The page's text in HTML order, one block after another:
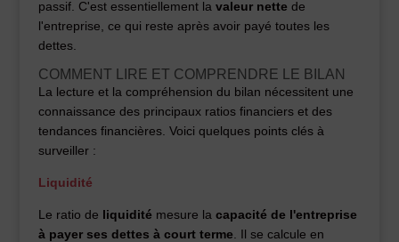
passif. C'est essentiellement la valeur nette de
l'entreprise, ce qui reste après avoir payé toutes les
dettes.
COMMENT LIRE ET COMPRENDRE LE BILAN
La lecture et la compréhension du bilan nécessitent une
connaissance des principaux ratios financiers et des
tendances financières. Voici quelques points clés à
surveiller :
Liquidité
Le ratio de liquidité mesure la capacité de l'entreprise
à payer ses dettes à court terme . Il se calcule en